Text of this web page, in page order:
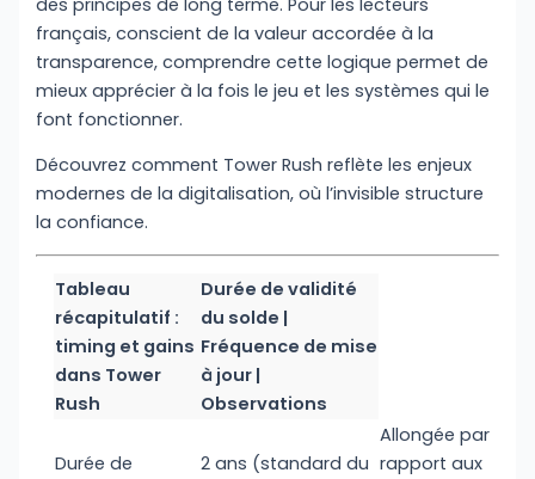
français, conscient de la valeur accordée à la
transparence, comprendre cette logique permet de
mieux apprécier à la fois le jeu et les systèmes qui le
font fonctionner.
Découvrez comment Tower Rush reflète les enjeux
modernes de la digitalisation, où l’invisible structure
la confiance.
Tableau
récapitulatif :
timing et gains
dans Tower
Rush
Durée de validité
du solde |
Fréquence de mise
à jour |
Observations
Durée de
2 ans (standard du
Allongée par
rapport aux